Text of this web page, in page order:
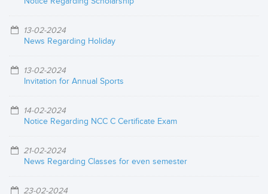
13-02-2024
News Regarding Holiday
13-02-2024
Invitation for Annual Sports
14-02-2024
Notice Regarding NCC C Certificate Exam
21-02-2024
News Regarding Classes for even semester
23-02-2024